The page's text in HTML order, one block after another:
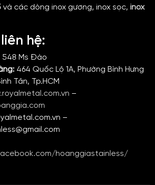
và các dòng inox gương, inox sọc, inox
hệ:
Ms Đào
464 Quốc Lộ 1A, Phường Bình Hưng
Tân, Tp.HCM
–
–
hoanggiastainless/